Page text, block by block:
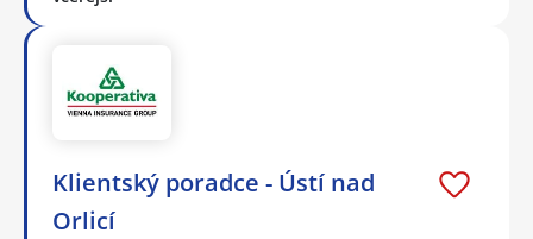
Klientský poradce - Ústí nad
Orlicí